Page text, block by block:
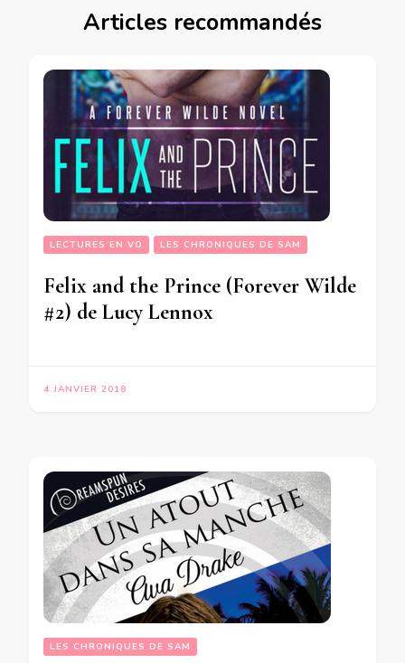
Articles recommandés
LECTURES EN VO LES CHRONIQUES DE SAM
Felix and the Prince (Forever Wilde
#2) de Lucy Lennox
4 JANVIER 2018
LES CHRONIQUES DE SAM